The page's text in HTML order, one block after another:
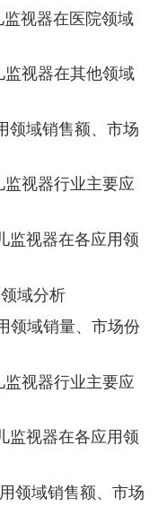
监视器在医院领域
监视器在其他领域
领域销售额、市场
监视器行业主要应
监视器在各应用领
域分析
领域销量、市场份
监视器行业主要应
监视器在各应用领
领域销售额、市场